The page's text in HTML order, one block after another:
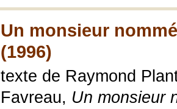
Un monsieur
(1996)
texte de Raymond
Favreau, Un monsieur